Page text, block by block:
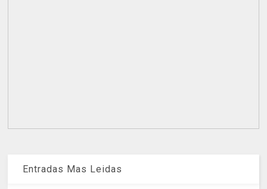
Entradas Mas Leidas